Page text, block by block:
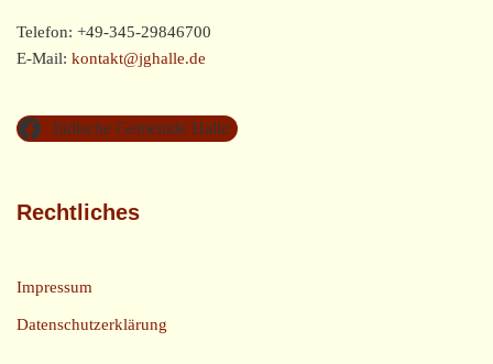
Telefon: +49-345-29846700
E-Mail: kontakt@jghalle.de
Jüdische Gemeinde Halle
Rechtliches
Impressum
Datenschutzerklärung